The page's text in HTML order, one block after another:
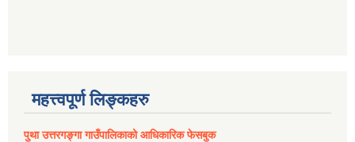
महत्त्वपूर्ण लिङ्कहरु
पुथा उत्तरगङ्गा गाउँपालिकाको आधिकारिक फेसबुक